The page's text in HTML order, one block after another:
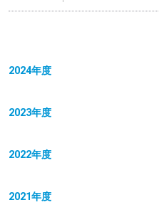
2024年度
2023年度
2022年度
2021年度